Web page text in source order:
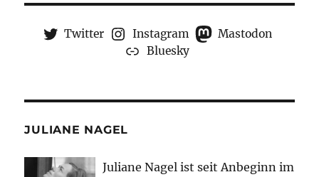
Twitter Instagram
Mastodon
Bluesky
JULIANE NAGEL
Juliane Nagel ist seit Anbeginn im